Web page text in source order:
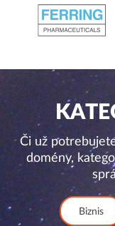
Či už
domény,
Biznis